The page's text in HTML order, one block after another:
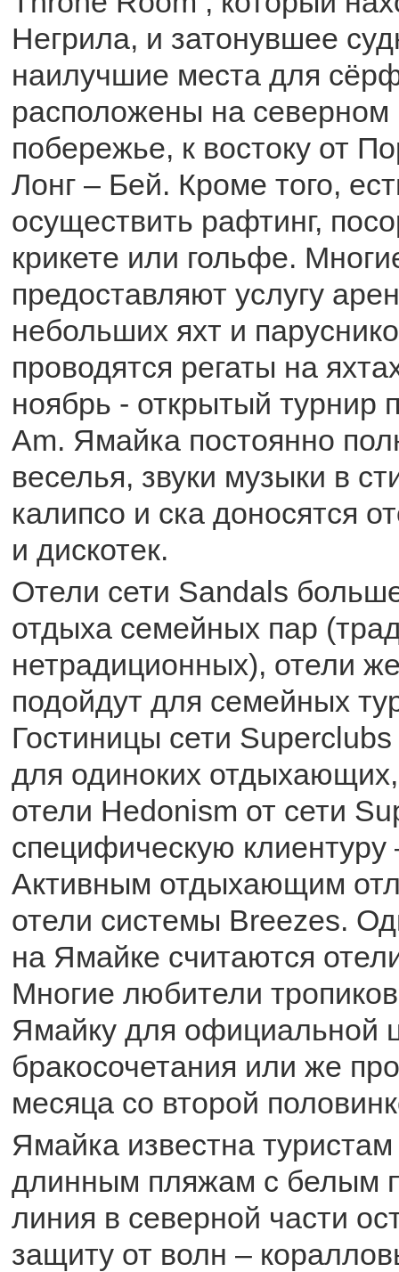
Негрила, и затонувшее
наилучшие места для
расположены на северном
побережье, к востоку от
Лонг – Бей. Кроме того,
осуществить рафтинг,
крикете или гольфе.
предоставляют услугу
небольших яхт и
проводятся регаты на
ноябрь - открытый турнир
Am. Ямайка постоянно
веселья, звуки музыки в
калипсо и ска доносятся
и дискотек.
Отели сети Sandals
отдыха семейных пар
нетрадиционных), отели
подойдут для семейных
Гостиницы сети
для одиноких
отели Hedonism от сети
специфическую клиентуру
Активным отдыхающим
отели системы Breezes.
на Ямайке считаются
Многие любители
Ямайку для официальной
бракосочетания или же
месяца со второй
Ямайка известна туристам
длинным пляжам с белым
линия в северной части
защиту от волн –